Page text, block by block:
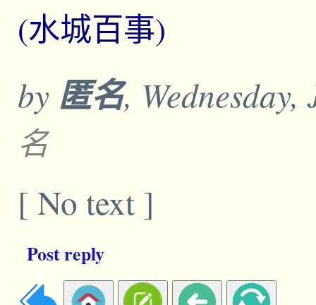
(水城百事)
by 匿名,
名
[ No text ]
Post reply